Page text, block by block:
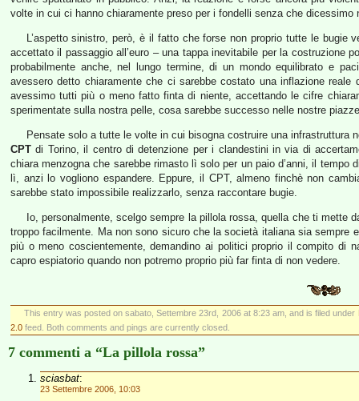
volte in cui ci hanno chiaramente preso per i fondelli senza che dicessimo
L’aspetto sinistro, però, è il fatto che forse non proprio tutte le bugie
accettato il passaggio all’euro – una tappa inevitabile per la costruzione
probabilmente anche, nel lungo termine, di un mondo equilibrato e
avessero detto chiaramente che ci sarebbe costato una inflazione
avessimo tutti più o meno fatto finta di niente, accettando le cifre
sperimentate sulla nostra pelle, cosa sarebbe successo nelle nostre
Pensate solo a tutte le volte in cui bisogna costruire una infrastruttura
CPT di Torino, il centro di detenzione per i clandestini in via di
chiara menzogna che sarebbe rimasto lì solo per un paio d’anni, il
lì, anzi lo vogliono espandere. Eppure, il CPT, almeno finchè non
sarebbe stato impossibile realizzarlo, senza raccontare bugie.
Io, personalmente, scelgo sempre la pillola rossa, quella che ti mette
troppo facilmente. Ma non sono sicuro che la società italiana sia sempre
più o meno coscientemente, demandino ai politici proprio il compito di
capro espiatorio quando non potremo proprio più far finta di non vedere.
This entry was posted on sabato, Settembre 23rd, 2006 at 8:23 am, and is filed under
2.0 feed. Both comments and pings are currently closed.
7 commenti a “La pillola rossa”
sciasbat:
23 Settembre 2006, 10:03